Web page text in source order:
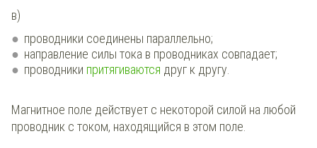
в)
проводники соединены параллельно;
направление силы тока в проводниках совпадает;
проводники притягиваются друг к другу.
Магнитное поле действует с некоторой силой на любой
проводник с током, находящийся в этом поле.